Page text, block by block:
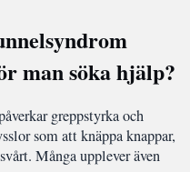
man söka hjälp?
greppstyrka och
som att knäppa knappar,
Många upplever även